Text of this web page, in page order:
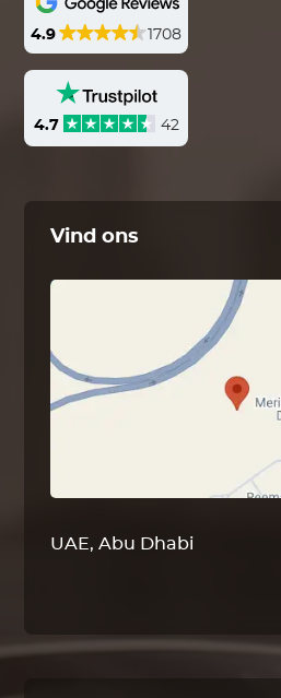
4.9 1708
4.7 42
Vind ons
UAE, Abu Dhabi